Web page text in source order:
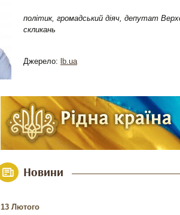
політик, громадський діяч, депутат
скликань
Джерело: lb.ua
Новини
13 Лютого